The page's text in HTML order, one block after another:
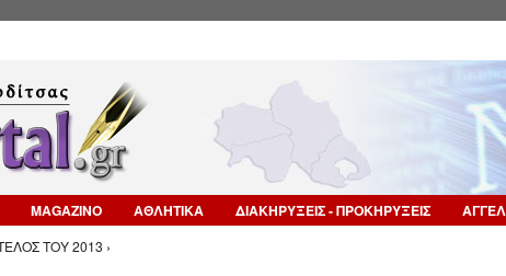
MAGAZINO ΑΘΛΗΤΙΚΑ ΔΙΑΚΗΡΥΞΕΙΣ - ΠΡΟΚΗΡΥΞΕΙΣ
ΤΟΥ 2013 ›